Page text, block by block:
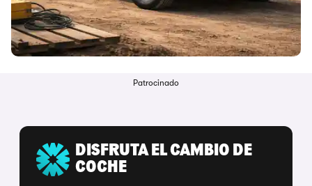
Patrocinado
DISFRUTA EL CAMBIO DE
COCHE